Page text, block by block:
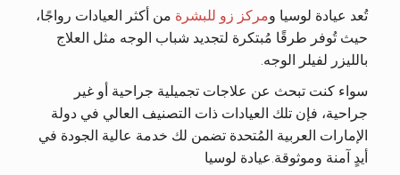
تُعد عيادة لوسيا ومركز زو للبشرةمن أكثر العيادات رواجًا،
حيث تُوفر طرقًا مُبتكرة لتجديد شباب الوجه مثل العلاج
بالليزر لفيلر الوجه.
سواء كنت تبحث عن علاجات تجميلية جراحية أو غير
جراحية، فإن تلك العيادات ذات التصنيف العالي في دولة
الإمارات العربية المُتحدة تضمن لك خدمة عالية الجودة في
أيدٍ آمنة وموثوقة.عيادة لوسيا